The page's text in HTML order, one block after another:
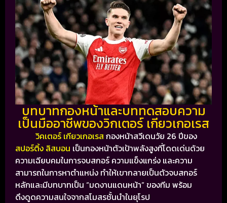
บทบาทกองหน้าและบททดสอบความ
เป็นมืออาชีพของวิกเตอร์ เกียวเกอเรส
วิคเตอร์ เกียวเกอเรส กองหน้าสวีเดนวัย 26 ปีของ
สปอร์ติ้ง ลิสบอน เป็นกองหน้าตัวเป้าพลังสูงที่โดดเด่นด้วย
ความเฉียบคมในการจบสกอร์ ความแข็งแกร่ง และความ
สามารถในการหาตำแหน่ง ทำให้เขากลายเป็นตัวจบสกอร์
หลักและมีบทบาทเป็น “มดงานแดนหน้า” ของทีม พร้อม
ดึงดูดความสนใจจากสโมสรชั้นนำในยุโรป